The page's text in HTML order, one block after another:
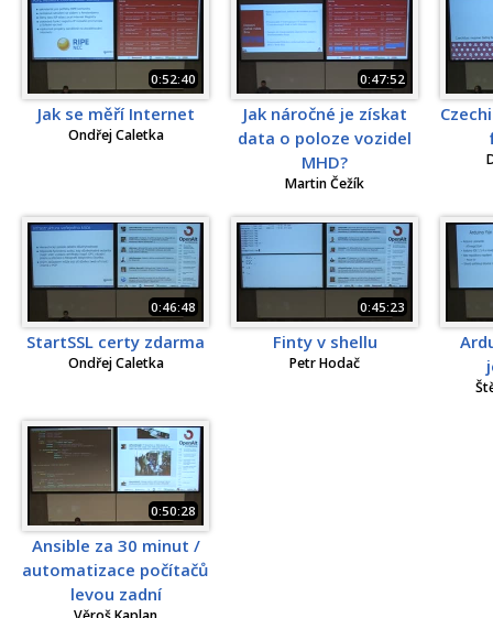
0:52:40
Jak se měří Internet
Ondřej Caletka
0:47:52
Jak náročné je získat
data o poloze vozidel
MHD?
Martin Čežík
0:46:48
StartSSL certy zdarma
Ondřej Caletka
0:45:23
Finty v shellu
Petr Hodač
0:50:28
Ansible za 30 minut /
automatizace počítačů
levou zadní